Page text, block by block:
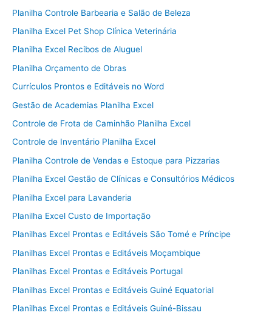
Planilha Controle Barbearia e Salão de Beleza
Planilha Excel Pet Shop Clínica Veterinária
Planilha Excel Recibos de Aluguel
Planilha Orçamento de Obras
Currículos Prontos e Editáveis no Word
Gestão de Academias Planilha Excel
Controle de Frota de Caminhão Planilha Excel
Controle de Inventário Planilha Excel
Planilha Controle de Vendas e Estoque para Pizzarias
Planilha Excel Gestão de Clínicas e Consultórios Médicos
Planilha Excel para Lavanderia
Planilha Excel Custo de Importação
Planilhas Excel Prontas e Editáveis São Tomé e Príncipe
Planilhas Excel Prontas e Editáveis Moçambique
Planilhas Excel Prontas e Editáveis Portugal
Planilhas Excel Prontas e Editáveis Guiné Equatorial
Planilhas Excel Prontas e Editáveis Guiné-Bissau